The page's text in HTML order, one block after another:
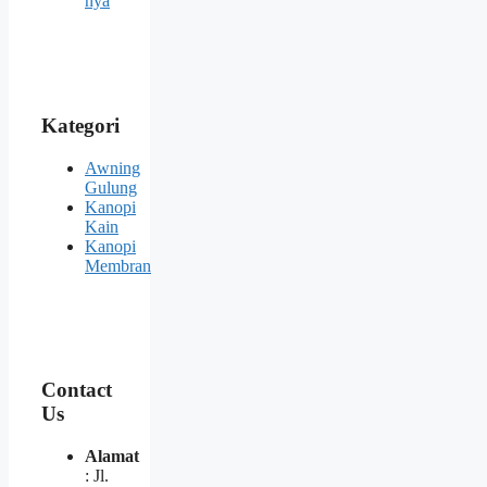
Kategori
Awning
Gulung
Kanopi
Kain
Kanopi
Membran
Contact
Us
Alamat
: Jl.